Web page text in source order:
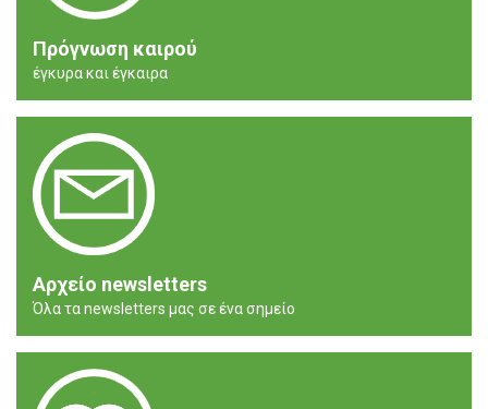
Πρόγνωση καιρού
έγκυρα και έγκαιρα
Αρχείο newsletters
Όλα τα newsletters μας σε ένα σημείο